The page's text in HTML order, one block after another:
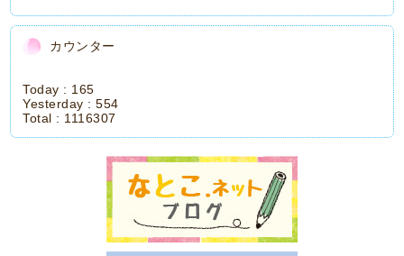
カウンター
Today : 165
Yesterday :554
Total : 1116307